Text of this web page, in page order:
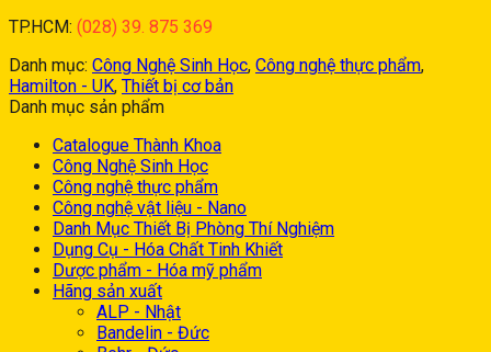
TP.HCM: (028) 39. 875 369
Danh mục: Công Nghệ Sinh Học, Công nghệ thực phẩm,
Hamilton - UK, Thiết bị cơ bản
Danh mục sản phẩm
Catalogue Thành Khoa
Công Nghệ Sinh Học
Công nghệ thực phẩm
Công nghệ vật liệu - Nano
Danh Mục Thiết Bị Phòng Thí Nghiệm
Dụng Cụ - Hóa Chất Tinh Khiết
Dược phẩm - Hóa mỹ phẩm
Hãng sản xuất
ALP - Nhật
Bandelin - Đức